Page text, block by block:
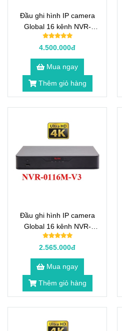
Đầu ghi hình IP camera
Global 16 kênh NVR-
0216M
4.500.000đ
Mua ngay
Thêm giỏ hàng
Đầu ghi hình IP camera
Global 16 kênh NVR-
0116M-V3
2.565.000đ
Mua ngay
Thêm giỏ hàng